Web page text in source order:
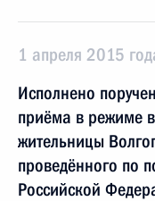
1 апреля 2015
Исполнено
приёма в режиме
жительницы
проведённого по
Российской